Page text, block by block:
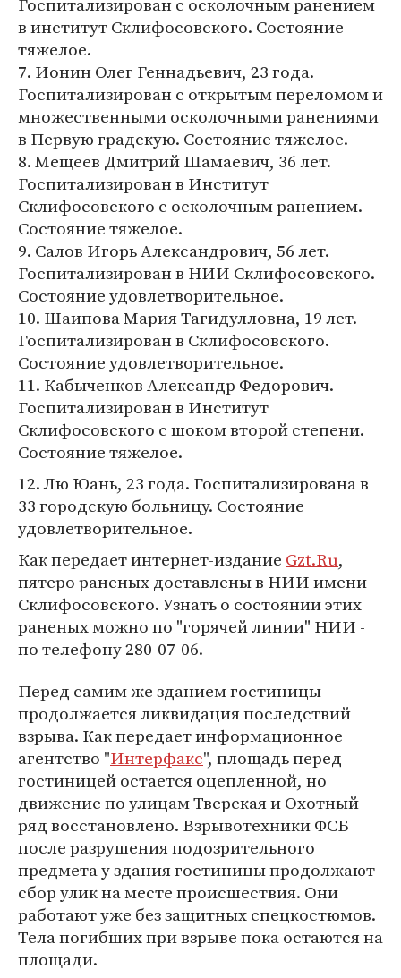
в институт Склифосовского. Состояние
тяжелое.
7. Ионин Олег Геннадьевич, 23 года.
Госпитализирован с открытым переломом и
множественными осколочными ранениями
в Первую градскую. Состояние тяжелое.
8. Мещеев Дмитрий Шамаевич, 36 лет.
Госпитализирован в Институт
Склифосовского с осколочным ранением.
Состояние тяжелое.
9. Салов Игорь Александрович, 56 лет.
Госпитализирован в НИИ Склифосовского.
Состояние удовлетворительное.
10. Шаипова Мария Тагидулловна, 19 лет.
Госпитализирован в Склифосовского.
Состояние удовлетворительное.
11. Кабыченков Александр Федорович.
Госпитализирован в Институт
Склифосовского с шоком второй степени.
Состояние тяжелое.
12. Лю Юань, 23 года. Госпитализирована в
33 городскую больницу. Состояние
удовлетворительное.
Как передает интернет-издание Gzt.Ru,
пятеро раненых доставлены в НИИ имени
Склифосовского. Узнать о состоянии этих
раненых можно по "горячей линии" НИИ -
по телефону 280-07-06.
Перед самим же зданием гостиницы
продолжается ликвидация последствий
взрыва. Как передает информационное
агентство "Интерфакс", площадь перед
гостиницей остается оцепленной, но
движение по улицам Тверская и Охотный
ряд восстановлено. Взрывотехники ФСБ
после разрушения подозрительного
предмета у здания гостиницы продолжают
сбор улик на месте происшествия. Они
работают уже без защитных спецкостюмов.
Тела погибших при взрыве пока остаются на
площади.